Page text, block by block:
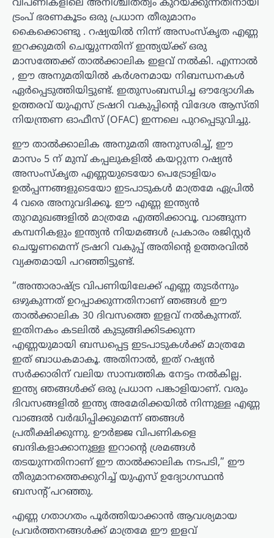
വിപണികളിലെ അനിശ്ചിതത്വം കുറയ്ക്കുന്നതിനായി
ട്രംപ് ഭരണകൂടം ഒരു പ്രധാന തീരുമാനം
കൈക്കൊണ്ടു . റഷ്യയിൽ നിന്ന് അസംസ്കൃത എണ്ണ
ഇറക്കുമതി ചെയ്യുന്നതിന് ഇന്ത്യയ്ക്ക് ഒരു
മാസത്തേക്ക് താൽക്കാലിക ഇളവ് നൽകി. എന്നാൽ
, ഈ അനുമതിയിൽ കർശനമായ നിബന്ധനകൾ
ഏർപ്പെടുത്തിയിട്ടുണ്ട്. ഇതുസംബന്ധിച്ച ഔദ്യോഗിക
ഉത്തരവ് യുഎസ് ട്രഷറി വകുപ്പിന്റെ വിദേശ ആസ്തി
നിയന്ത്രണ ഓഫീസ് (OFAC) ഇന്നലെ പുറപ്പെടുവിച്ചു.
ഈ താൽക്കാലിക അനുമതി അനുസരിച്ച്, ഈ
മാസം 5 ന് മുമ്പ് കപ്പലുകളിൽ കയറ്റുന്ന റഷ്യൻ
അസംസ്കൃത എണ്ണയുടെയോ പെട്രോളിയം
ഉൽപ്പന്നങ്ങളുടെയോ ഇടപാടുകൾ മാത്രമേ ഏപ്രിൽ
4 വരെ അനുവദിക്കൂ. ഈ എണ്ണ ഇന്ത്യൻ
തുറമുഖങ്ങളിൽ മാത്രമേ എത്തിക്കാവൂ. വാങ്ങുന്ന
കമ്പനികളും ഇന്ത്യൻ നിയമങ്ങൾ പ്രകാരം രജിസ്റ്റർ
ചെയ്യണമെന്ന് ട്രഷറി വകുപ്പ് അതിന്റെ ഉത്തരവിൽ
വ്യക്തമായി പറഞ്ഞിട്ടുണ്ട്.
“അന്താരാഷ്ട്ര വിപണിയിലേക്ക് എണ്ണ തുടർന്നും
ഒഴുകുന്നത് ഉറപ്പാക്കുന്നതിനാണ് ഞങ്ങൾ ഈ
താൽക്കാലിക 30 ദിവസത്തെ ഇളവ് നൽകുന്നത്.
ഇതിനകം കടലിൽ കുടുങ്ങിക്കിടക്കുന്ന
എണ്ണയുമായി ബന്ധപ്പെട്ട ഇടപാടുകൾക്ക് മാത്രമേ
ഇത് ബാധകമാകൂ. അതിനാൽ, ഇത് റഷ്യൻ
സർക്കാരിന് വലിയ സാമ്പത്തിക നേട്ടം നൽകില്ല.
ഇന്ത്യ ഞങ്ങൾക്ക് ഒരു പ്രധാന പങ്കാളിയാണ്. വരും
ദിവസങ്ങളിൽ ഇന്ത്യ അമേരിക്കയിൽ നിന്നുള്ള എണ്ണ
വാങ്ങൽ വർദ്ധിപ്പിക്കുമെന്ന് ഞങ്ങൾ
പ്രതീക്ഷിക്കുന്നു. ഊർജ്ജ വിപണികളെ
ബന്ദികളാക്കാനുള്ള ഇറാന്റെ ശ്രമങ്ങൾ
തടയുന്നതിനാണ് ഈ താൽക്കാലിക നടപടി,” ഈ
തീരുമാനത്തെക്കുറിച്ച് യുഎസ് ഉദ്യോഗസ്ഥൻ
ബസന്റ് പറഞ്ഞു.
എണ്ണ ഗതാഗതം പൂർത്തിയാക്കാൻ ആവശ്യമായ
പ്രവർത്തനങ്ങൾക്ക് മാത്രമേ ഈ ഇളവ്